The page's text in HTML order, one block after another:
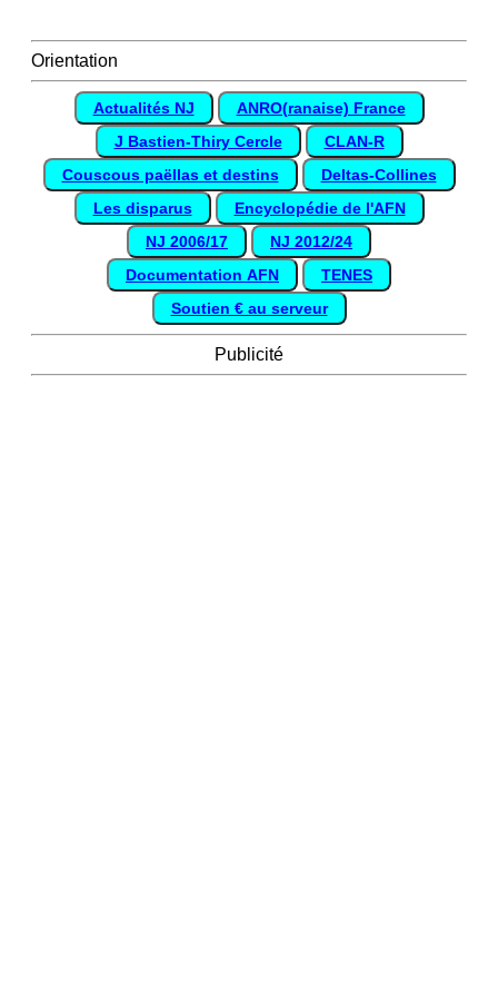
Orientation
Actualités NJ
ANRO(ranaise) France
J Bastien-Thiry Cercle
CLAN-R
Couscous paëllas et destins
Deltas-Collines
Les disparus
Encyclopédie de l'AFN
NJ 2006/17
NJ 2012/24
Documentation AFN
TENES
Soutien € au serveur
Publicité